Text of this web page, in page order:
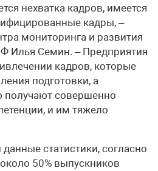
нехватка кадров, имеется
кадры, –
мониторинга и развития
Илья Семин. – Предприятия
кадров, которые
подготовки, а
получают совершенно
и им тяжело
статистики, согласно
50% выпускников